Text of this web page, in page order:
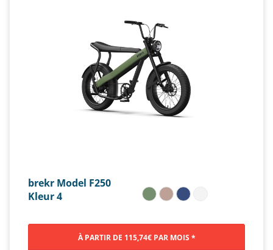
brekr Model F250
Kleur 4
À PARTIR DE 115,74€ PAR MOIS *